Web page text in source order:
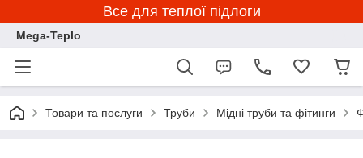
Все для теплої підлоги
Mega-Teplo
Товари та послуги Труби Мідні труби та фітинги